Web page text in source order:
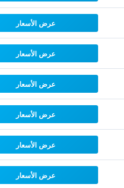
عرض الأسعار
عرض الأسعار
عرض الأسعار
عرض الأسعار
عرض الأسعار
عرض الأسعار